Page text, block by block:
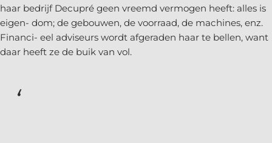
haar bedrijf Decupré geen vreemd vermogen heeft: alles is
eigen- dom; de gebouwen, de voorraad, de machines, enz.
Financi- eel adviseurs wordt afgeraden haar te bellen, want
daar heeft ze de buik van vol.